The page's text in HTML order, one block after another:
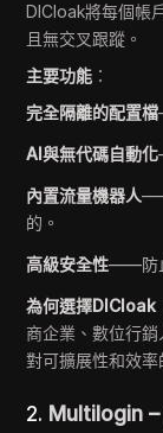
DICloak將每個帳
且無交叉跟蹤。
主要功能 ：
完全隔離的配置檔
AI與無代碼自動化
內置流量機器人
的。
高級安全性——防
為何選擇DICloak
商企業、數位行
對可擴展性和效率
2. Multilogin –